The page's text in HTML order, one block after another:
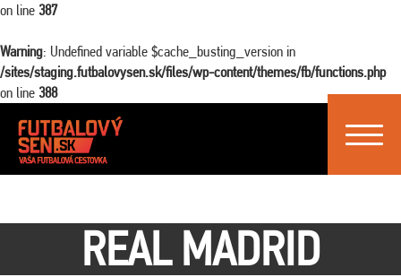
on line 387
Warning: Undefined variable $cache_busting_version in
/sites/staging.futbalovysen.sk/files/wp-content/themes/fb/functions.php
on line 388
Toggle
REAL MADRID